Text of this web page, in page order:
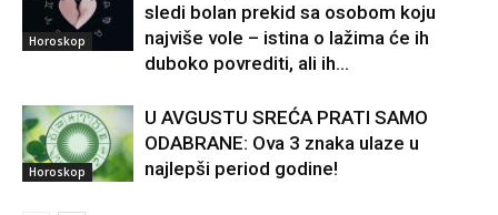
Horoskop
sledi bolan prekid sa osobom koju
najviše vole – istina o lažima će ih
duboko povrediti, ali ih...
Horoskop
U AVGUSTU SREĆA PRATI SAMO
ODABRANE: Ova 3 znaka ulaze u
najlepši period godine!